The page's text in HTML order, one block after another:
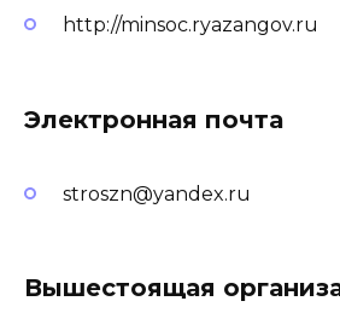
http://minsoc.ryazangov.ru
Электронная почта
stroszn@yandex.ru
Вышестоящая